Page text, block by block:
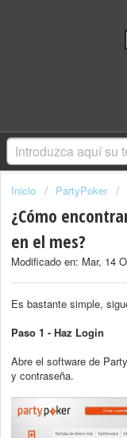
Inicio PartyPoker
¿Cómo
en el mes?
Modificado en: Mar, 14
Es bastante simple,
Paso 1 - Haz Login
Abre el software de
y contraseña.